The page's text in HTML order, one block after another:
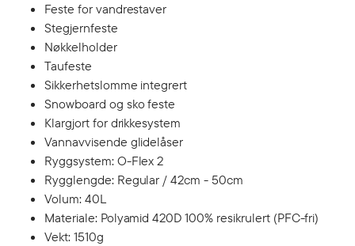
Feste for vandrestaver
Stegjernfeste
Nøkkelholder
Taufeste
Sikkerhetslomme integrert
Snowboard og sko feste
Klargjort for drikkesystem
Vannavvisende glidelåser
Ryggsystem: O-Flex 2
Rygglengde: Regular / 42cm - 50cm
Volum: 40L
Materiale: Polyamid 420D 100% resikrulert (PFC-fri)
Vekt: 1510g